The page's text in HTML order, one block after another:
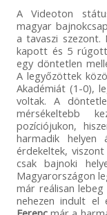
A Videoton
magyar
a tavaszi
kapott és 5
egy döntetlen
A legyőzöttek
Akadémiát (1-0),
voltak. A
mérsékeltebb
pozíciójukon,
harmadik helyen
érdekeltek,
csak bajnoki
Magyarországon
már reálisan
nehezen indult el